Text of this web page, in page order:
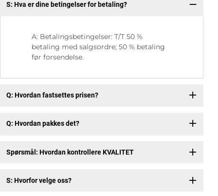
S: Hva er dine betingelser for betaling?
A: Betalingsbetingelser: T/T 50 %
betaling med salgsordre; 50 % betaling
før forsendelse.
Q: Hvordan fastsettes prisen?
Q: Hvordan pakkes det?
Spørsmål: Hvordan kontrollere KVALITET
S: Hvorfor velge oss?